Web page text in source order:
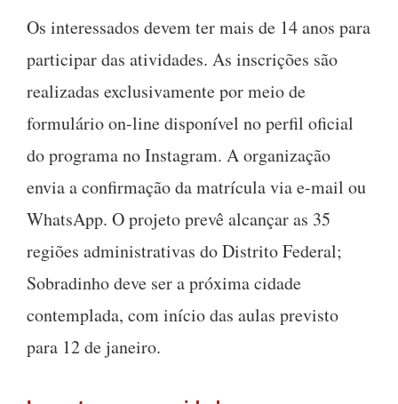
Os interessados devem ter mais de 14 anos para
participar das atividades. As inscrições são
realizadas exclusivamente por meio de
formulário on-line disponível no perfil oficial
do programa no Instagram. A organização
envia a confirmação da matrícula via e-mail ou
WhatsApp. O projeto prevê alcançar as 35
regiões administrativas do Distrito Federal;
Sobradinho deve ser a próxima cidade
contemplada, com início das aulas previsto
para 12 de janeiro.